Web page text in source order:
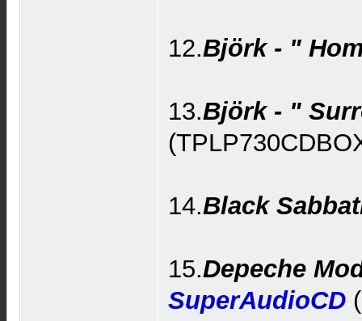
12.Björk - "
13.Björk - "
14.Black
15.Depeche
SuperAudioCD